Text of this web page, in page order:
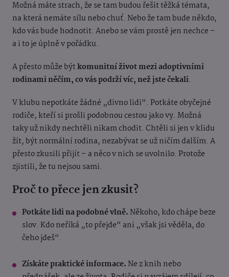
Možná máte strach, že se tam budou řešit těžká témata,
na která nemáte sílu nebo chuť. Nebo že tam bude někdo,
kdo vás bude hodnotit. Anebo se vám prostě jen nechce –
a i to je úplně v pořádku.
A přesto může býtkomunitní život mezi adoptivními
rodinami něčím, co vás podrží víc, než jste čekali.
V klubu nepotkáte žádné „divno lidi“. Potkáte obyčejné
rodiče, kteří si prošli podobnou cestou jako vy. Možná
taky už nikdy nechtěli nikam chodit. Chtěli si jen v klidu
žít, být normální rodina, nezabývat se už ničím dalším. A
přesto zkusili přijít – a něco v nich se uvolnilo. Protože
zjistili, že tu nejsou sami.
Proč to přece jen zkusit?
Potkáte lidi na podobné vlně. Někoho, kdo chápe beze
slov. Kdo neříká „to přejde“ ani „však jsi věděla, do
čeho jdeš“.
Získáte praktické informace. Ne z knih nebo